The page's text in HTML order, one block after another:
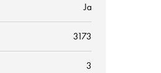
Ja
3173
3